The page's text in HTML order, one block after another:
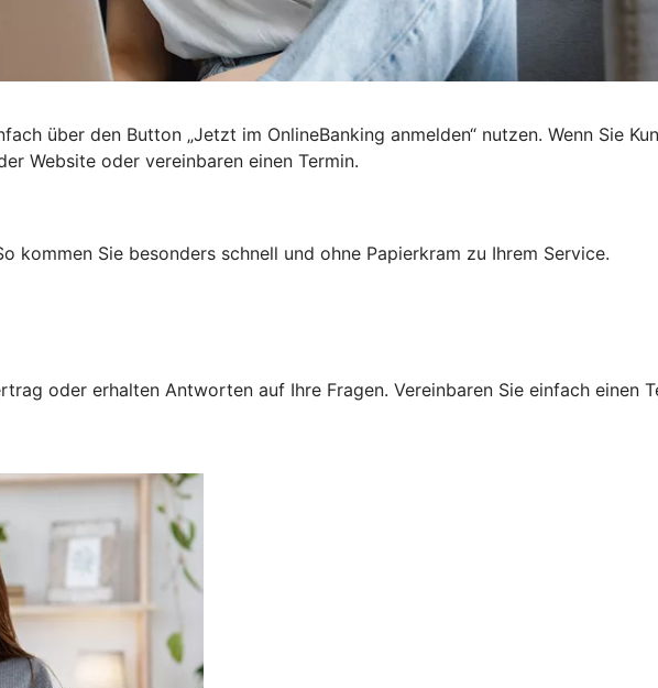
über den Button „Jetzt im OnlineBanking anmelden“ nutzen. Wenn Sie
Website oder vereinbaren einen Termin.
kommen Sie besonders schnell und ohne Papierkram zu Ihrem Service.
oder erhalten Antworten auf Ihre Fragen. Vereinbaren Sie einfach einen